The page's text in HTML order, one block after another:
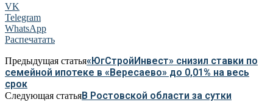
VK
Telegram
WhatsApp
Распечатать
Предыдущая статья«ЮгСтройИнвест» снизил ставки по
семейной ипотеке в «Вересаево» до 0,01% на весь
срок
Следующая статьяВ Ростовской области за сутки